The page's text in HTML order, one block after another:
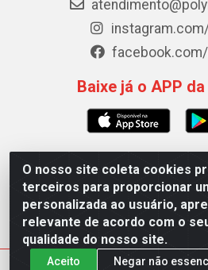
O nosso site coleta cookies
terceiros para proporcionar
personalizada ao usuário,
relevante de acordo com o
qualidade do nosso site.
Aceito Negar não
Baixe já o APP
Polybalas - Rua João Miguel de
Ernesto Geisel, João Pessoa/PB -
00.909.327/